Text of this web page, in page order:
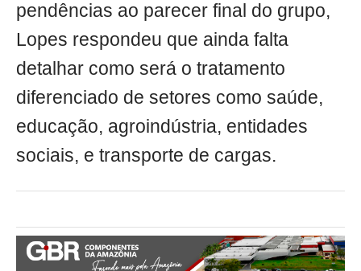
pendências ao parecer final do grupo,
Lopes respondeu que ainda falta
detalhar como será o tratamento
diferenciado de setores como saúde,
educação, agroindústria, entidades
sociais, e transporte de cargas.